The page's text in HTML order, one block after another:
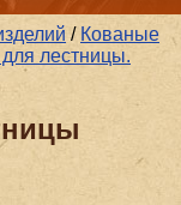
/ Кованые
лестницы.